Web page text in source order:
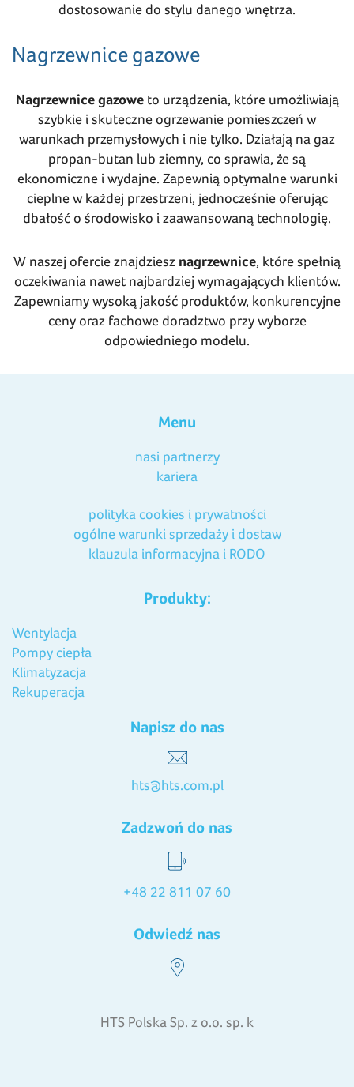
dostosowanie do stylu danego wnętrza.
Nagrzewnice gazowe
Nagrzewnice gazoweto urządzenia, które umożliwiają
szybkie i skuteczne ogrzewanie pomieszczeń w
warunkach przemysłowych i nie tylko. Działają na gaz
propan-butan lub ziemny, co sprawia, że są
ekonomiczne i wydajne. Zapewnią optymalne warunki
cieplne w każdej przestrzeni, jednocześnie oferując
dbałość o środowisko i zaawansowaną technologię.
W naszej ofercie znajdziesz nagrzewnice, które spełnią
oczekiwania nawet najbardziej wymagających klientów.
Zapewniamy wysoką jakość produktów, konkurencyjne
ceny oraz fachowe doradztwo przy wyborze
odpowiedniego modelu.
Menu
nasi partnerzy
kariera
polityka cookies i prywatności
ogólne warunki sprzedaży i dostaw
klauzula informacyjna i RODO
Produkty:
Wentylacja
Pompy ciepła
Klimatyzacja
Rekuperacja
Napisz do nas
hts@hts.com.pl
Zadzwoń do nas
+48 22 811 07 60
Odwiedź nas
HTS Polska Sp. z o.o. sp. k